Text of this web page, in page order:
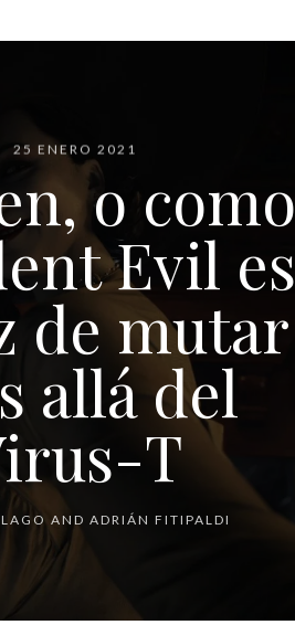
25 ENERO 2021
o como
Evil es
de mutar
allá del
T
ANDADRIÁN FITIPALDI